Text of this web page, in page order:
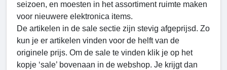
seizoen, en moesten in het assortiment ruimte maken
voor nieuwere elektronica items.
De artikelen in de sale sectie zijn stevig afgeprijsd. Zo
kun je er artikelen vinden voor de helft van de
originele prijs. Om de sale te vinden klik je op het
kopje ‘sale’ bovenaan in de webshop. Je krijgt dan